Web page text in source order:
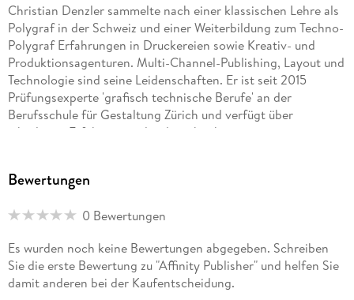
2. 3 . . . Dokumentarisches oder szenisches Arbeiten . . . 41
2. 4 . . . Genrefilme . . . 46
2. 5 . . . Achtung, Publikum! . . . 49
3. 3 . . . Dramaturgie . . . 65
Christian Denzler sammelte nach einer klassischen Lehre als
Polygraf in der Schweiz und einer Weiterbildung zum Techno-
Polygraf Erfahrungen in Druckereien sowie Kreativ- und
Produktionsagenturen. Multi-Channel-Publishing, Layout und
Technologie sind seine Leidenschaften. Er ist seit 2015
Prüfungsexperte 'grafisch technische Berufe' an der
Berufsschule für Gestaltung Zürich und verfügt über
jahrelange Erfahrung in der datenbankgestützten
ch. (denzlermedia. ch)
Bewertungen
0 Bewertungen
Es wurden noch keine Bewertungen abgegeben. Schreiben
Sie die erste Bewertung zu "Affinity Publisher" und helfen Sie
damit anderen bei der Kaufentscheidung.